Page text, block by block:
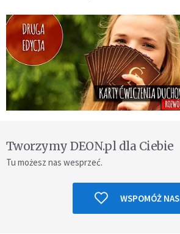
Tworzymy DEON.pl dla Ciebie
Tu możesz nas wesprzeć.
WSPOMÓŻ NAS